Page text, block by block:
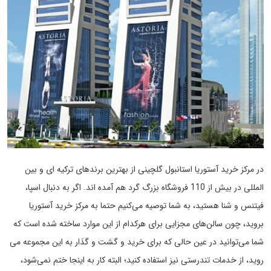
در مرکز خرید آستوریا استانبول گلچینی از بهترین برندهای ترکیه ای و بین
المللی در بیش از 110 فروشگاه بزرگ گرد هم آمده اند. اگر به دنبال اسپا،
فیتنس و شنا هستید، به شما توصیه می‌کنیم حتما به مرکز خرید آستوریا
بروید، چون سالن‌های مجزایی برای هرکدام از این موارد ساخته شده است که
شما می‌توانید در عین حالی که برای خرید و گشت و گذار به این مجموعه می
روید، از خدمات تندرستی نیز استفاده کنید؛ البته کار به اینجا ختم نمی‌شود،